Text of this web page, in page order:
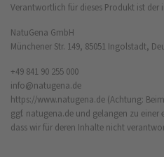
Verantwortlich für dieses Produkt ist der
NatuGena GmbH
Münchener Str. 149, 85051 Ingolstadt,
+49 841 90 255 000
info@natugena.de
https://www.natugena.de (Achtung:
ggf. natugena.de und gelangen zu einer
dass wir für deren Inhalte nicht